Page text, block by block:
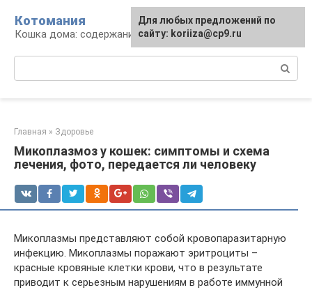
контенту
Котомания
Кошка дома: содержание и уход
Главная » Здоровье
Микоплазмоз у кошек: симптомы и схема
лечения, фото, передается ли человеку
Микоплазмы представляют собой кровопаразитарную
инфекцию. Микоплазмы поражают эритроциты –
красные кровяные клетки крови, что в результате
приводит к серьезным нарушениям в работе иммунной
Для любых предложений по
сайту: koriiza@cp9.ru